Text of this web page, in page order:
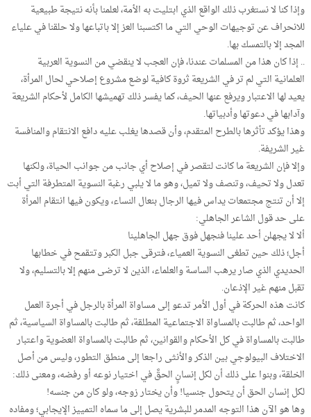
وإذا كنا لا نستغرب ذلك الواقع الذي ابتليت به الأمة، لعلمنا بأنه نتيجة طبيعية
للانحراف عن توجيهات الوحي التي ما اكتسبنا العز إلا باتباعها ولا حلقنا في علياء
المجد إلا بالتمسك بها.
.. إذا كان هذا من المسلمات عندنا، فإن العجب لا ينقضي من النسوية العربية
العلمانية التي لم تر في الشريعة ثروة كافية لوضع مشروع إصلاحي لحال المرأة،
يعيد لها الاعتبار ويرفع عنها الحيف، كما يفسر ذلك تهميشها الكامل لأحكام الشريعة
وآدابها في دعوتها وأدبياتها.
وهذا يؤكد تأثرها بالطرح المتقدم، وأن قصدها يغلب عليه دافع الانتقام والمنافسة
غير الشريفة.
وإلا فإن الشريعة ما كانت لتقصر في إصلاح أي جانب من جوانب الحياة، ولكنها
تعدل ولا تحيف، وتنصف ولا تميل، وهو ما لا يلبي رغبة النسوية المتطرفة التي أبت
إلا أن تنتج مجتمعات يداس فيها الرجال بنعال النساء، ويكون فيها انتقام المرأة
على حد قول الشاعر الجاهلي:
ألا لا يجهلن أحد علينا فنجهل فوق جهل الجاهلينا
أجل؛ ذلك حين تطغى النسوية العمياء، فترقى جبل الكبر وتتقمح في خطابها
الحديدي الذي صار يرهب الساسة والعلماء، الذين لا ترضى منهم إلا بالتسليم، ولا
تقبل منهم غير الإذعان.
كانت هذه الحركة في أول الأمر تدعو إلى مساواة المرأة بالرجل في أجرة العمل
الواحد، ثم طالبت بالمساواة الاجتماعية المطلقة، ثم طالبت بالمساواة السياسية، ثم
طالبت بالمساواة في كل الأحكام والقوانين، ثم طالبت بالمساواة العضوية واعتبار
الاختلاف البيولوجي بين الذكر والأنثى راجعا إلى منطق التطور، وليس من أصل
الخلقة، وبنوا على ذلك أن لكل إنسانٍ الحقَّ في اختيار نوعه أو رفضه، ومعنى ذلك:
لكل إنسان الحق أن يتحول جنسيا! وأن يختار زوجه، ولو كان من جنسه!
وها هو الآن هذا التوجه المدمر للبشرية يصل إلى ما سماه التمييز الإيجابي؛ ومفاده